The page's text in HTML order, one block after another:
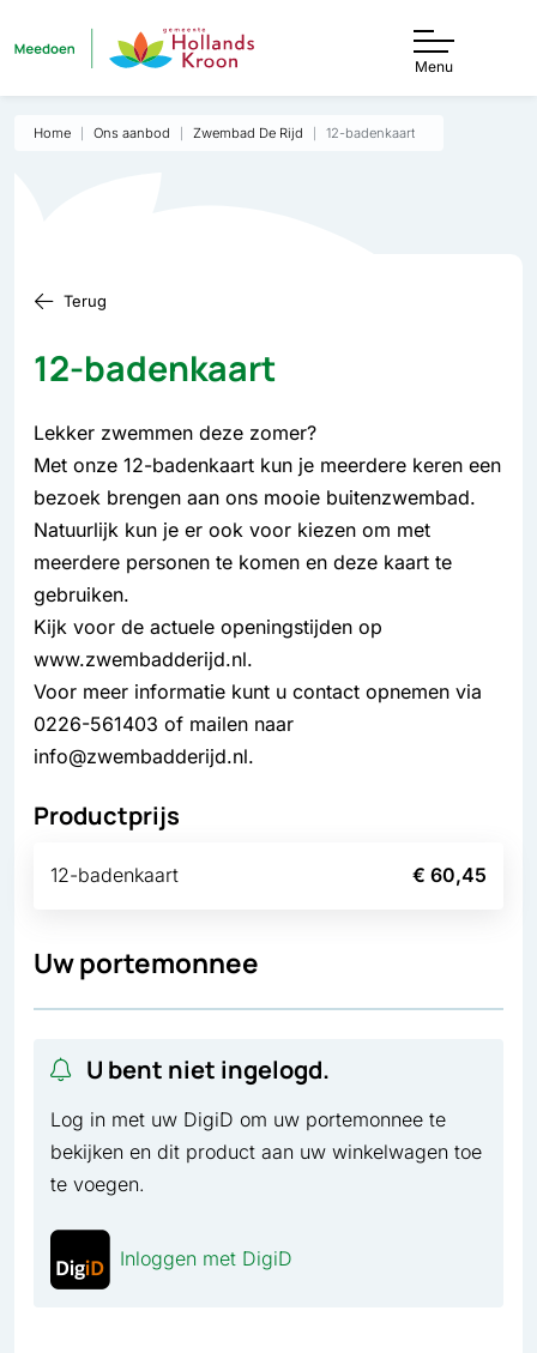
Menu
Home Ons aanbod Zwembad De Rijd 12-badenkaart
Terug
12-badenkaart
Lekker zwemmen deze zomer?
Met onze 12-badenkaart kun je meerdere keren een
bezoek brengen aan ons mooie buitenzwembad.
Natuurlijk kun je er ook voor kiezen om met
meerdere personen te komen en deze kaart te
gebruiken.
Kijk voor de actuele openingstijden op
www.zwembadderijd.nl.
Voor meer informatie kunt u contact opnemen via
0226-561403 of mailen naar
info@zwembadderijd.nl.
Productprijs
12-badenkaart € 60,45
Uw portemonnee
U bent niet ingelogd.
Log in met uw DigiD om uw portemonnee te
bekijken en dit product aan uw winkelwagen toe
te voegen.
Inloggen met DigiD